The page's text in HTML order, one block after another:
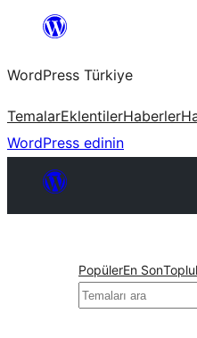
İçeriğe
WordPress Türkiye
TemalarEklentilerHaberler
WordPress edinin
PopülerEn Son
Ara